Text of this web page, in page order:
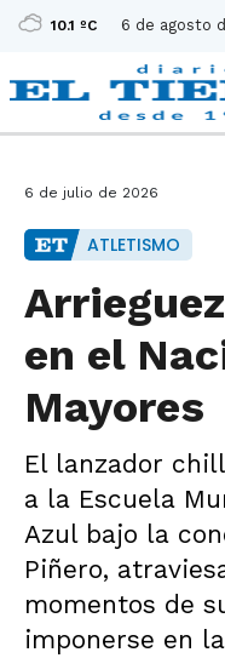
10.1 ºC 6 de agosto
6 de julio de 2026
ATLETISMO
en el
Mayores
El lanzador
a la Escuela
Azul bajo la
Piñero,
momentos de
imponerse en